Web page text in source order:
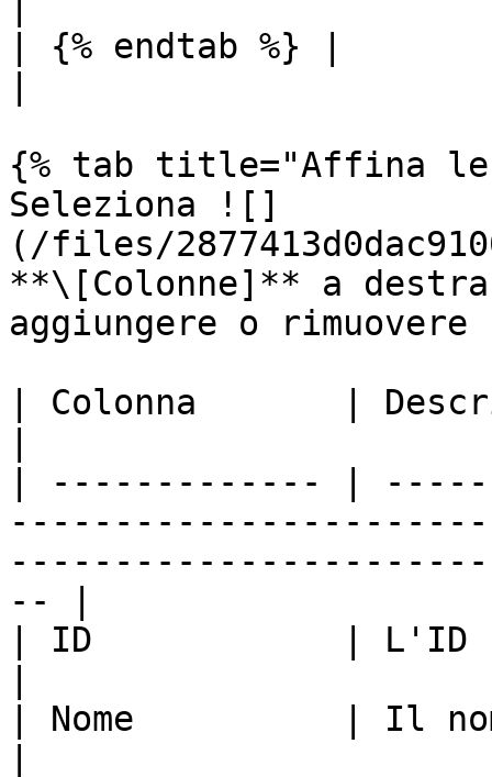
| {% endtab %} |
{% tab title="Affina
Seleziona ![]
(/files/
**\[Colonne]** a
aggiungere o
| Colonna       |
| ------------- |
-- |
| ID            | L'ID
| Nome          | Il